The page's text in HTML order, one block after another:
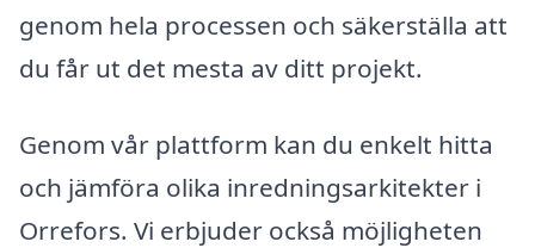
genom hela processen och säkerställa att
du får ut det mesta av ditt projekt.
Genom vår plattform kan du enkelt hitta
och jämföra olika inredningsarkitekter i
Orrefors. Vi erbjuder också möjligheten